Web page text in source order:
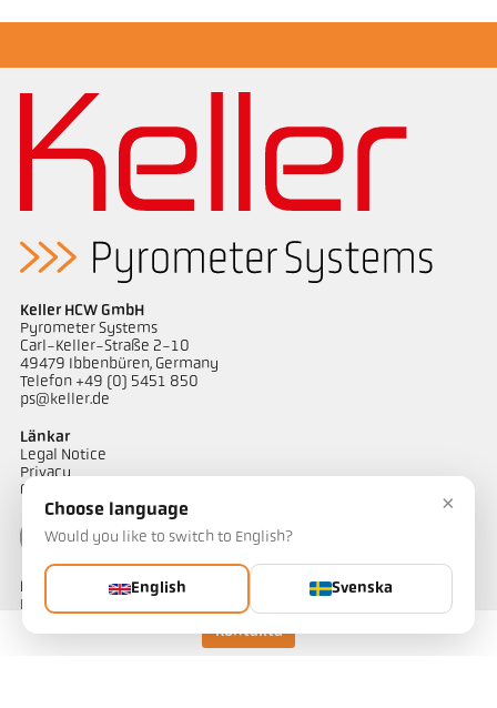
Kontakta
applikationsrapport Strip galvanizing
Keller HCW GmbH
Pyrometer Systems
Carl-Keller-Straße 2-10
49479 Ibbenbüren, Germany
Telefon +49 (0) 5451 850
ps@keller.de
Länkar
Legal Notice
Privacy
GTC
Kontakt
Har du frågor om våra temperaturmätningslösningar? Vårt team
×
Choose language
Would you like to switch to English?
English Svenska